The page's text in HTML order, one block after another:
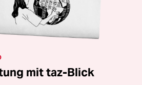
mit taz-Blick